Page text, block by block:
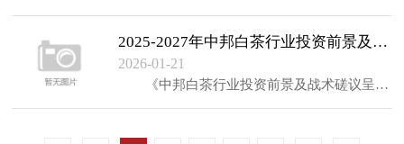
2025-2027年中邦白茶行业投资前景及战略商议告诉
2026-01-21
《中邦白茶行业投资前景及战术磋议呈报》是基于中经先略市集磋议核心对白茶行业长远、广博的考核咨询，并连合邦度统计局、商务部、工商部分、海合、行业协会等...